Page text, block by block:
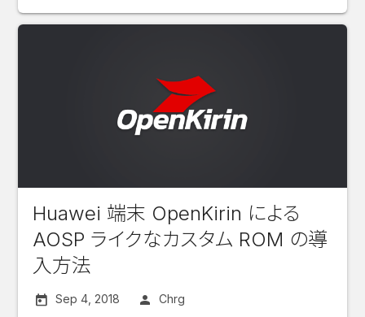
Huawei 端末 OpenKirin による
AOSP ライクなカスタム ROM の導
入方法
Sep 4, 2018 Chrg